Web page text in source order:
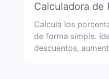
Calculadora de
Calculá los
de forma simple.
descuentos,